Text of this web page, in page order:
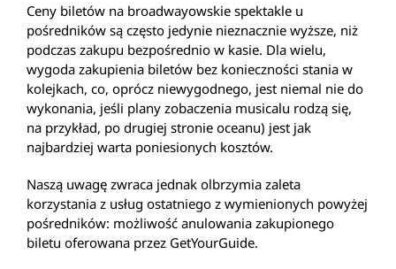
Ceny biletów na broadwayowskie spektakle u
pośredników są często jedynie nieznacznie wyższe, niż
podczas zakupu bezpośrednio w kasie. Dla wielu,
wygoda zakupienia biletów bez konieczności stania w
kolejkach, co, oprócz niewygodnego, jest niemal nie do
wykonania, jeśli plany zobaczenia musicalu rodzą się,
na przykład, po drugiej stronie oceanu) jest jak
najbardziej warta poniesionych kosztów.
Naszą uwagę zwraca jednak olbrzymia zaleta
korzystania z usług ostatniego z wymienionych powyżej
pośredników: możliwość anulowania zakupionego
biletu oferowana przez GetYourGuide.